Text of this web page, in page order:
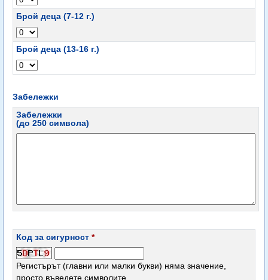
Брой деца (7-12 г.)
Брой деца (13-16 г.)
Забележки
Забележки
(до 250 символа)
Код за сигурност *
Регистърът (главни или малки букви) няма значение,
просто въведете символите